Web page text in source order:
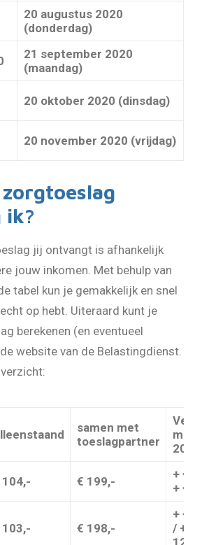
20 augustus 2020
(donderdag)
21 september 2020
(maandag)
20 oktober 2020 (dinsdag)
20 november 2020 (vrijdag)
ik?
jij ontvangt is afhankelijk
jouw inkomen. Met behulp van
tabel kun je gemakkelijk en snel
op hebt. Uiteraard kunt je
berekenen (en eventueel
website van de Belastingdienst.
samen met
toeslagpartner
met
2019
104,- € 199,-
+ €
+ € 7,-
103,- € 198,-
+ €
/ + €
12,-